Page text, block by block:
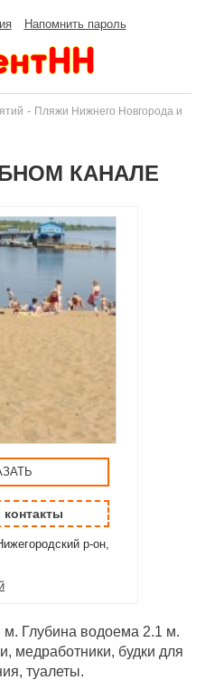
Напомнить пароль
- Пляжи Нижнего Новгорода и
КАНАЛЕ
контакты
р-он,
Глубина водоема 2.1 м.
медработники, будки для
туалеты.